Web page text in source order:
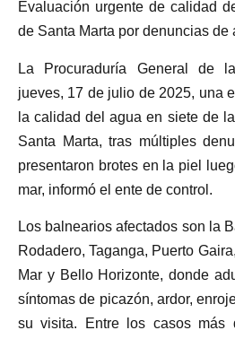
Evaluación urgente de calidad
de Santa Marta por denuncias de
La Procuraduría General de
jueves, 17 de julio de 2025, una
la calidad del agua en siete de
Santa Marta, tras múltiples
presentaron brotes en la piel
mar, informó el ente de control.
Los balnearios afectados son la
Rodadero, Taganga, Puerto
Mar y Bello Horizonte, donde
síntomas de picazón, ardor,
su visita. Entre los casos más